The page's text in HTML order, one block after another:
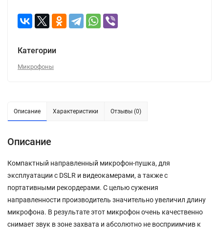
Категории
Микрофоны
Описание Характеристики Отзывы (0)
Описание
Компактный направленный микрофон-пушка, для
эксплуатации с DSLR и видеокамерами, а также с
портативными рекордерами. С целью сужения
направленности производитель значительно увеличил длину
микрофона. В результате этот микрофон очень качественно
снимает звук в зоне захвата и абсолютно не восприимчив к